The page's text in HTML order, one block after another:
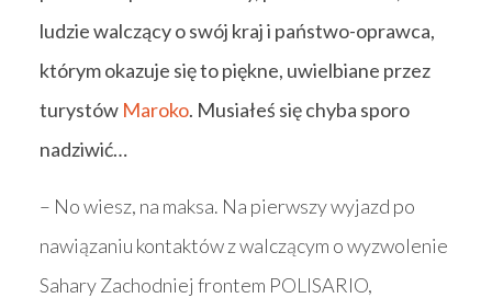
ludzie walczący o swój kraj i państwo-oprawca,
którym okazuje się to piękne, uwielbiane przez
turystów Maroko. Musiałeś się chyba sporo
nadziwić…
– No wiesz, na maksa. Na pierwszy wyjazd po
nawiązaniu kontaktów z walczącym o wyzwolenie
Sahary Zachodniej frontem POLISARIO,